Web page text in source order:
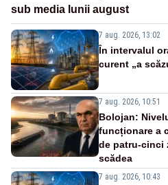
sub media lunii august
7 aug. 2026, 13:02
În intervalul
curent „a
7 aug. 2026, 10:51
Bolojan:
funcționare a
de patru-cinci
scădea
7 aug. 2026, 10:43